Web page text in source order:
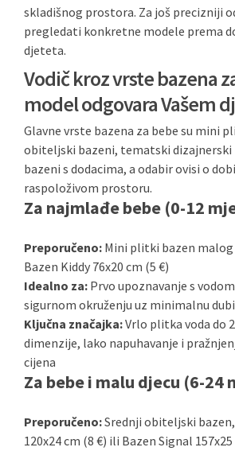
skladišnog prostora. Za još precizniji
pregledati konkretne modele prema
djeteta.
Vodič kroz vrste bazena
model odgovara Vašem
Glavne vrste bazena za bebe su mini
obiteljski bazeni, tematski dizajnerski
bazeni s dodacima, a odabir ovisi o
raspoloživom prostoru.
Za najmlađe bebe (0-12
Preporučeno: Mini plitki bazen
Bazen Kiddy 76x20 cm (5 €)
Idealno za: Prvo upoznavanje s
sigurnom okruženju uz minimalnu
Ključna značajka:Vrlo plitka voda do
dimenzije, lako napuhavanje i
cijena
Za bebe i malu djecu (6-24
Preporučeno:Srednji obiteljski
120x24 cm (8 €) ili Bazen Signal